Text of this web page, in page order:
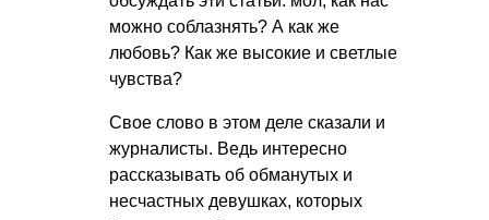
можно соблазнять? А как же
любовь? Как же высокие и светлые
чувства?
Свое слово в этом деле сказали и
журналисты. Ведь интересно
рассказывать об обманутых и
несчастных девушках, которых